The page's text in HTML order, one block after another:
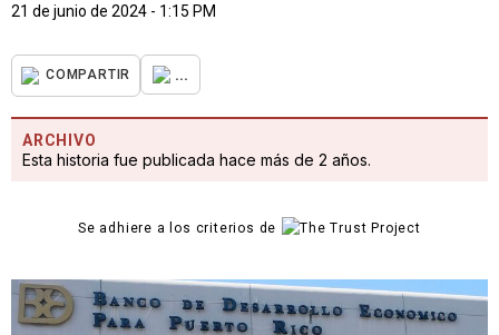
21 de junio de 2024 - 1:15 PM
COMPARTIR ...
ARCHIVO
Esta historia fue publicada hace más de 2 años.
Se adhiere a los criterios de